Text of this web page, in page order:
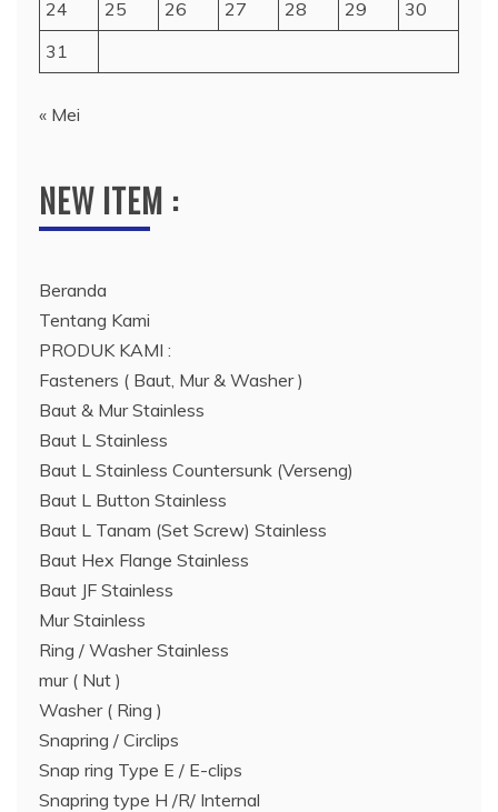
24 25 26 27 28 29
30
31
« Mei
NEW ITEM :
Beranda
Tentang Kami
PRODUK KAMI :
Fasteners ( Baut, Mur & Washer )
Baut & Mur Stainless
Baut L Stainless
Baut L Stainless Countersunk (Verseng)
Baut L Button Stainless
Baut L Tanam (Set Screw) Stainless
Baut Hex Flange Stainless
Baut JF Stainless
Mur Stainless
Ring / Washer Stainless
mur ( Nut )
Washer ( Ring )
Snapring / Circlips
Snap ring Type E / E-clips
Snapring type H /R/ Internal